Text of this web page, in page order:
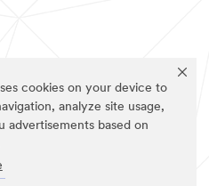
cookies on your device to
analyze site usage,
advertisements based on